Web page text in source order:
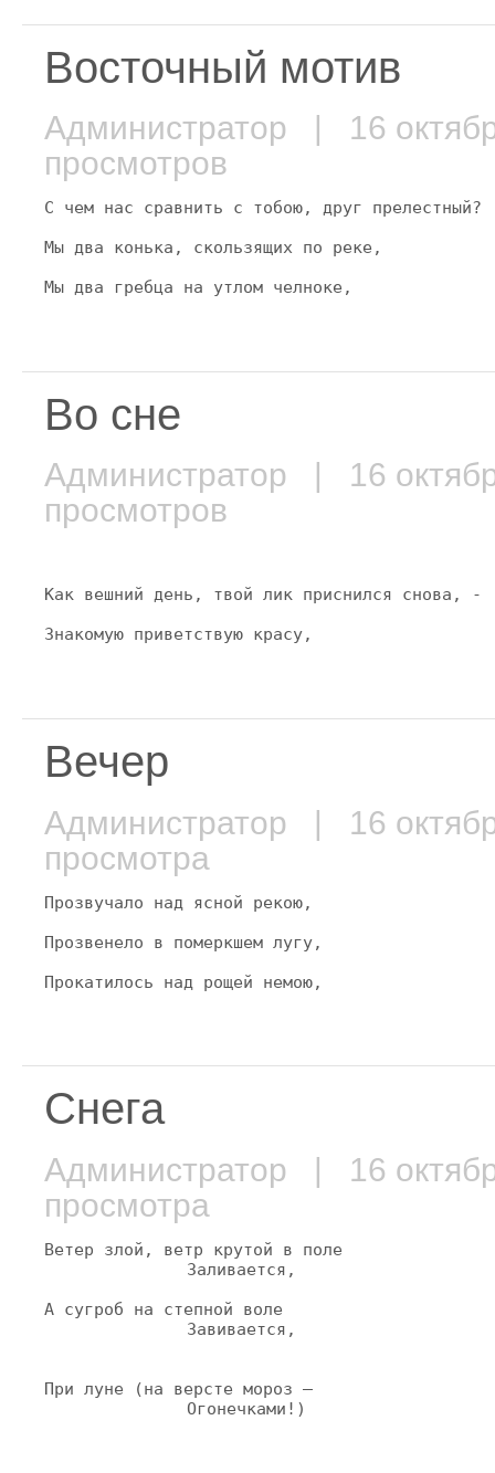
Восточный мотив
Администратор | 16
просмотров
С чем нас сравнить с тобою, друг прелестный?
Мы два конька, скользящих по реке,
Мы два гребца на утлом челноке,
Во сне
Администратор | 16
просмотров
Как вешний день, твой лик приснился снова, -
Знакомую приветствую красу,
Вечер
Администратор | 16
просмотра
Прозвучало над ясной рекою,
Прозвенело в померкшем лугу,
Прокатилось над рощей немою,
Снега
Администратор | 16
просмотра
Ветер злой, ветр крутой в поле
Заливается,
А сугроб на степной воле
Завивается,
При луне (на версте мороз —
Огонечками!)